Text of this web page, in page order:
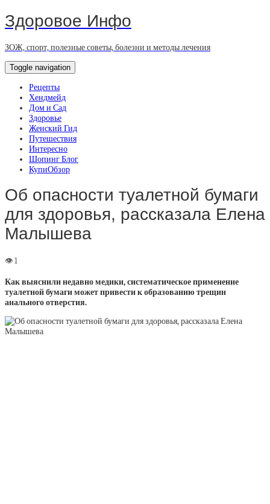
Здоровое Инфо
ЗОЖ, спорт, полезные советы, болезни и методы лечения
Toggle navigation
Рецепты
Хендмейд
Дом и Сад
Здоровье
Женский Гид
Путешествия
Интересно
Шопинг Блог
КупиОбзор
Об опасности туалетной бумаги
для здоровья, рассказала Елена
Малышева
Как выяснили недавно медики, систематическое применение
туалетной бумаги может привести к образованию трещин
анального отверстия.